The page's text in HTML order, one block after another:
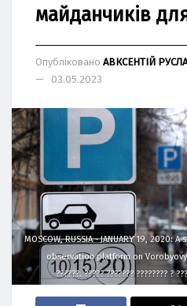
майданчиків
Опубліковано АВКСЕНТІЙ
03.05.2023
MOSCOW, RUSSIA - JANUARY 19,
observation platform on Vorobyovy
??????. ????? ??????? ???????? ?